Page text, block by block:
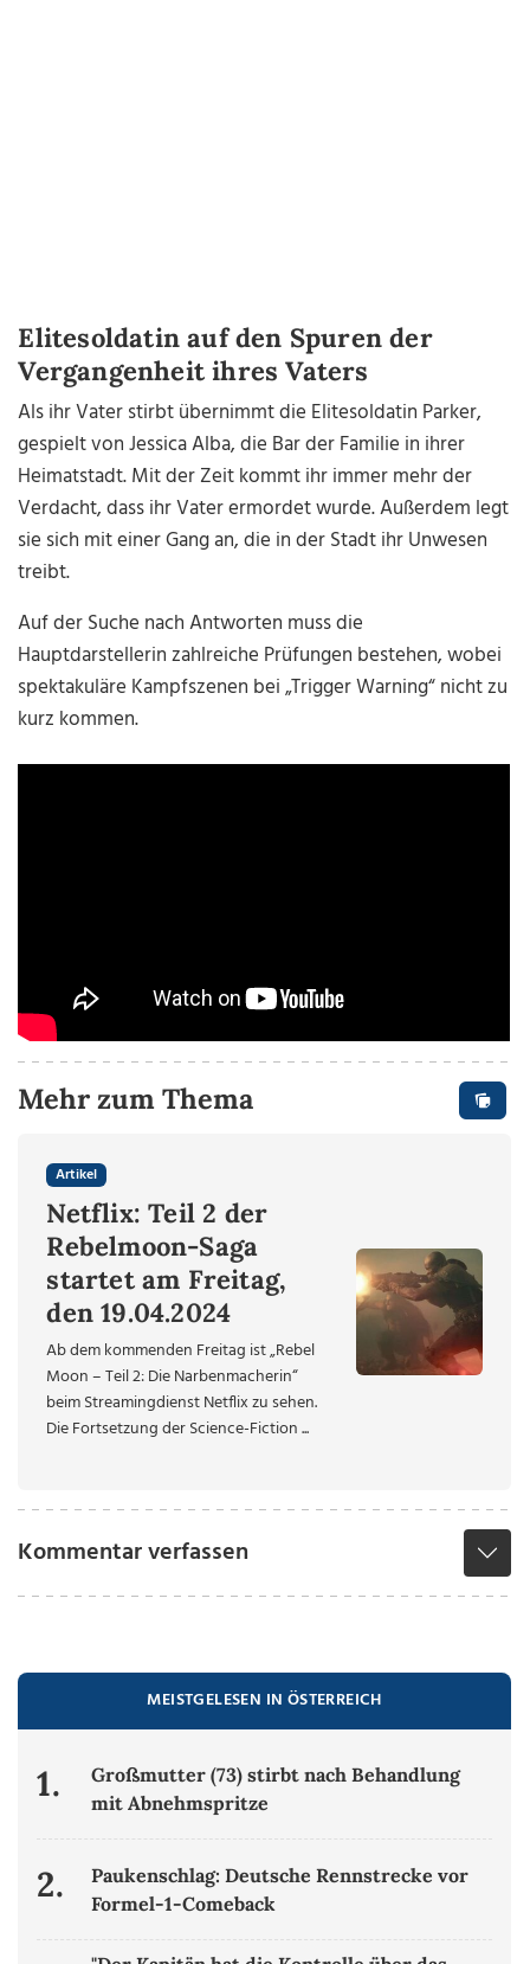
Elitesoldatin auf den Spuren der
Vergangenheit ihres Vaters
Als ihr Vater stirbt übernimmt die Elitesoldatin Parker,
gespielt von Jessica Alba, die Bar der Familie in ihrer
Heimatstadt. Mit der Zeit kommt ihr immer mehr der
Verdacht, dass ihr Vater ermordet wurde. Außerdem legt
sie sich mit einer Gang an, die in der Stadt ihr Unwesen
treibt.
Auf der Suche nach Antworten muss die
Hauptdarstellerin zahlreiche Prüfungen bestehen, wobei
spektakuläre Kampfszenen bei „Trigger Warning“ nicht zu
kurz kommen.
Mehr zum Thema
Artikel
Netflix: Teil 2 der
Rebelmoon-Saga
startet am Freitag,
den 19.04.2024
Ab dem kommenden Freitag ist „Rebel
Moon – Teil 2: Die Narbenmacherin“
beim Streamingdienst Netflix zu sehen.
Die Fortsetzung der Science-Fiction ...
Kommentar verfassen
MEISTGELESEN IN ÖSTERREICH
1.
Großmutter (73) stirbt nach Behandlung
mit Abnehmspritze
2.
Paukenschlag: Deutsche Rennstrecke vor
Formel-1-Comeback